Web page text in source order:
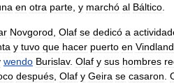
en otra parte, y marchó al Báltico.
Novgorod, Olaf se dedicó a
y tuvo que hacer puerto en Vindland
wendo Burislav. Olaf y sus hombres
después, Olaf y Geira se casaron.